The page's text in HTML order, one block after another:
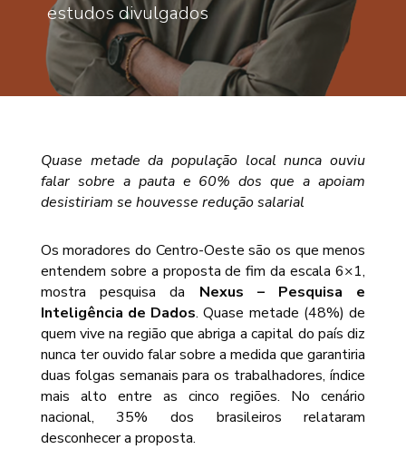
estudos divulgados
Quase metade da população local nunca ouviu
falar sobre a pauta e 60% dos que a apoiam
desistiriam se houvesse redução salarial
Os moradores do Centro-Oeste são os que menos
entendem sobre a proposta de fim da escala 6×1,
mostra pesquisa da Nexus – Pesquisa e
Inteligência de Dados. Quase metade (48%) de
quem vive na região que abriga a capital do país diz
nunca ter ouvido falar sobre a medida que garantiria
duas folgas semanais para os trabalhadores, índice
mais alto entre as cinco regiões. No cenário
nacional, 35% dos brasileiros relataram
desconhecer a proposta.